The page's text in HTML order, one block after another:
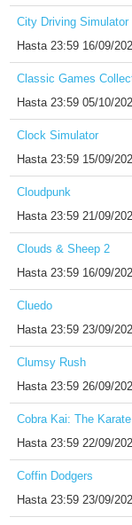
City Driving Simulator
Hasta23:59 16/09/
Classic Games
Hasta23:59 05/10/
Clock Simulator
Hasta23:59 15/09/
Cloudpunk
Hasta23:59 21/09/
Clouds & Sheep 2
Hasta23:59 16/09/
Cluedo
Hasta23:59 23/09/
Clumsy Rush
Hasta23:59 26/09/
Cobra Kai: The
Hasta23:59 22/09/
Coffin Dodgers
Hasta23:59 23/09/